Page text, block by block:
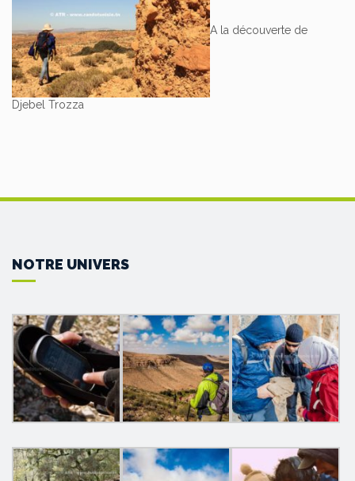
A la découverte de
Djebel Trozza
NOTRE UNIVERS